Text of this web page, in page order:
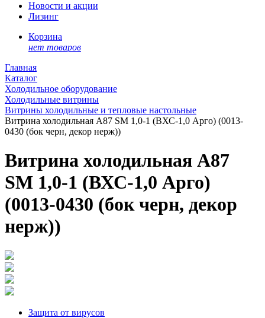
Новости и акции
Лизинг
Корзина
нет товаров
Главная
Каталог
Холодильное оборудование
Холодильные витрины
Витрины холодильные и тепловые настольные
Витрина холодильная A87 SM 1,0-1 (ВХС-1,0 Арго) (0013-
0430 (бок черн, декор нерж))
Витрина холодильная A87
SM 1,0-1 (ВХС-1,0 Арго)
(0013-0430 (бок черн, декор
нерж))
Защита от вирусов